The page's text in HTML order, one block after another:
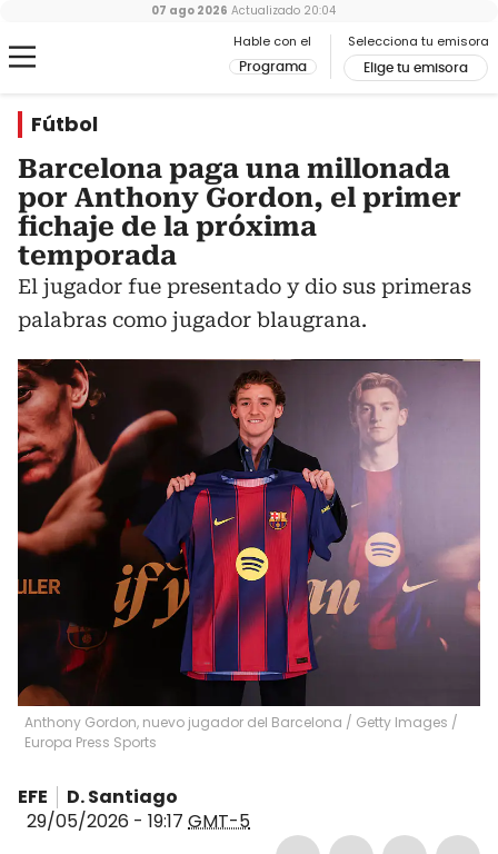
Hable con el
Programa
Selecciona tu emisora
Elige tu emisora
07 ago 2026 Actualizado 20:04
Fútbol
Barcelona paga una millonada
por Anthony Gordon, el primer
fichaje de la próxima
temporada
El jugador fue presentado y dio sus primeras
palabras como jugador blaugrana.
Anthony Gordon, nuevo jugador del Barcelona / Getty Images /
Europa Press Sports
EFE
D. Santiago
29/05/2026 - 19:17 GMT-5